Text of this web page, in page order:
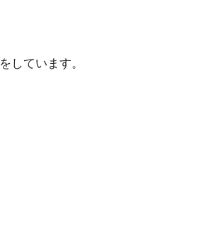
しています。